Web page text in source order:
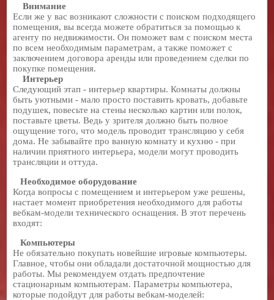
Внимание
Если же у вас возникают сложности с поиском подходящего
помещения, вы всегда можете обратиться за помощью к
агенту по недвижимости. Он поможет вам с поиском места
по всем необходимым параметрам, а также поможет с
заключением договора аренды или проведением сделки по
покупке помещения.
Интерьер
Следующий этап - интерьер квартиры. Комнаты должны
быть уютными - мало просто поставить кровать, добавьте
подушек, повесьте на стены несколько картин или полок,
поставьте цветы. Ведь у зрителя должно быть полное
ощущение того, что модель проводит трансляцию у себя
дома. Не забывайте про ванную комнату и кухню - при
наличии приятного интерьера, модели могут проводить
трансляции и оттуда.
Необходимое оборудование
Когда вопросы с помещением и интерьером уже решены,
настает момент приобретения необходимого для работы
вебкам-модели технического оснащения. В этот перечень
входят:
Компьютеры
Не обязательно покупать новейшие игровые компьютеры.
Главное, чтобы они обладали достаточной мощностью для
работы. Мы рекомендуем отдать предпочтение
стационарным компьютерам. Параметры компьютера,
которые подойдут для работы вебкам-моделей: